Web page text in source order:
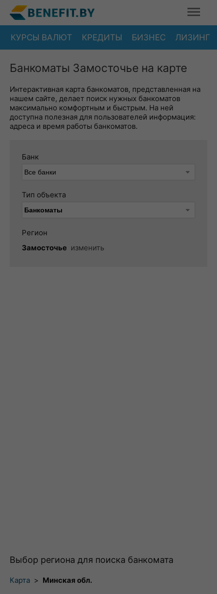
КУРСЫ ВАЛЮТ КРЕДИТЫ БИЗНЕС ЛИЗИНГ
Банкоматы Замосточье на карте
Интерактивная карта банкоматов, представленная на
нашем сайте, делает поиск нужных банкоматов
максимально комфортным и быстрым. На ней
доступна полезная для пользователей информация:
адреса и время работы банкоматов.
Банк
Тип объекта
Регион
Замосточье изменить
Выбор региона для поиска банкомата
Карта > Минская обл.